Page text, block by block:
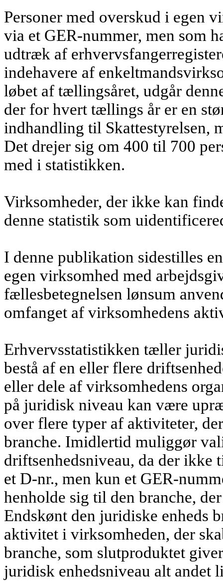
Personer med overskud i egen
via et GER-nummer, men som
udtræk af
indehavere af
løbet af tællingsåret, udgår
der for hvert tællings år er en
indhandling til Skattestyrelsen,
Det drejer sig om 400 til 700
med i statistikken.
Virksomheder, der ikke kan
denne statistik som
I denne publikation sidestilles
egen virksomhed med
fællesbetegnelsen lønsum
omfanget af virksomhedens
Erhvervsstatistikken tæller
bestå af en eller flere
eller dele af virksomhedens
på juridisk niveau kan være
over flere typer af aktiviteter,
branche. Imidlertid muliggør
driftsenhedsniveau, da der ikke
et D-nr., men kun et GER-
henholde sig til den branche,
Endskønt den juridiske enheds
aktivitet i virksomheden, der
branche, som slutproduktet
juridisk enhedsniveau alt andet